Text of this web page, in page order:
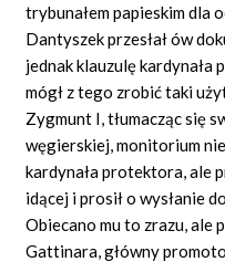
trybunałem papieskim dla
Dantyszek przesłał ów
jednak klauzulę
mógł z tego zrobić taki
Zygmunt I, tłumacząc się
węgierskiej, monitorium nie
kardynała protektora, ale
idącej i prosił o wysłanie
Obiecano mu to zrazu, ale
Gattinara, główny